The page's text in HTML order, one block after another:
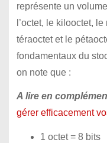
représente un
l’octet, le kilooctet,
téraoctet et le
fondamentaux du
on note que :
A lire en
gérer efficacement
1 octet = 8 bits